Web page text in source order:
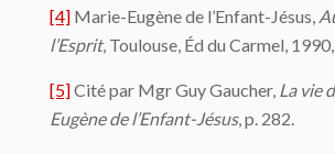
[4] Marie-Eugène de l’Enfant-Jésus,
l’Esprit, Toulouse, Éd du Carmel,
[5]Cité par Mgr Guy Gaucher, La vie
Eugène de l’Enfant-Jésus, p. 282.